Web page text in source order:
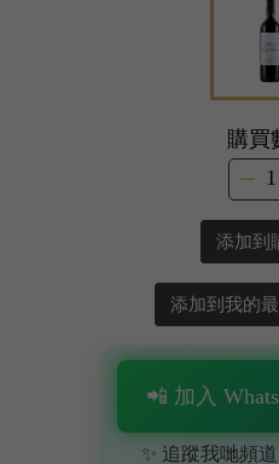
購買
添加到
添加到我的
📲 加入
✨ 追蹤我哋頻